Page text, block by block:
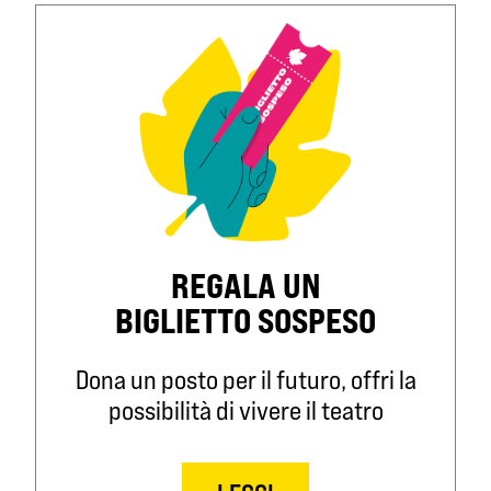
REGALA UN
BIGLIETTO SOSPESO
Dona un posto per il futuro, offri la
possibilità di vivere il teatro